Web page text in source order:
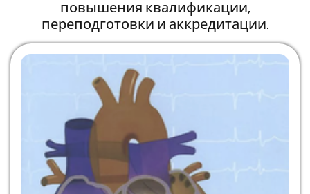
повышения квалификации,
переподготовки и аккредитации.